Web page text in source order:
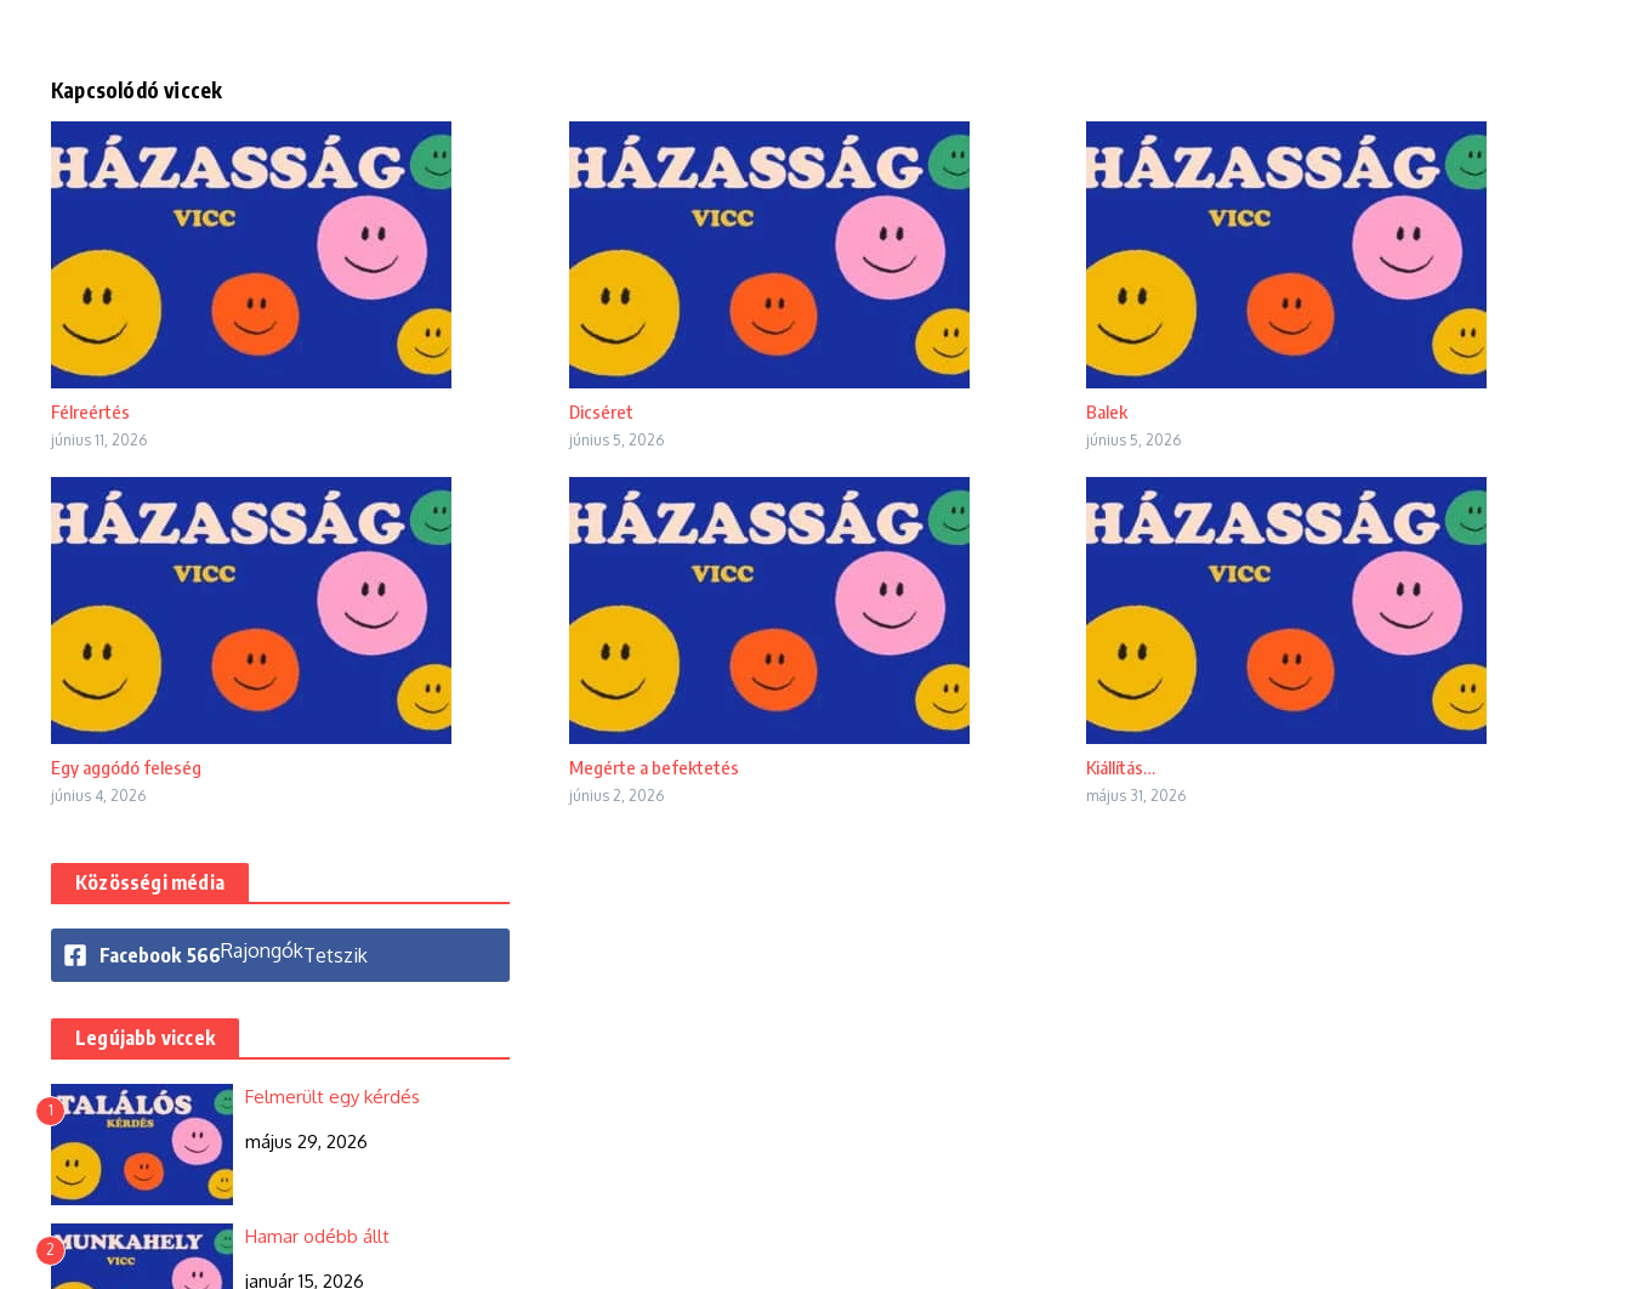
Kapcsolódó viccek
Félreértés
június 11, 2026
Dicséret
június 5, 2026
Balek
június 5, 2026
Egy aggódó feleség
június 4, 2026
Megérte a befektetés
június 2, 2026
Kiállítás…
május 31, 2026
Közösségi média
Facebook 566RajongókTetszik
Legújabb viccek
1
Felmerült egy kérdés
május 29, 2026
2
Hamar odébb állt
január 15, 2026